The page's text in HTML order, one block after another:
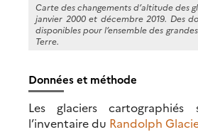
Carte des changements d’altitude des
janvier 2000 et décembre 2019. Des
disponibles pour l’ensemble des
Terre.
Données et méthode
Les glaciers
l’inventaire du Randolph